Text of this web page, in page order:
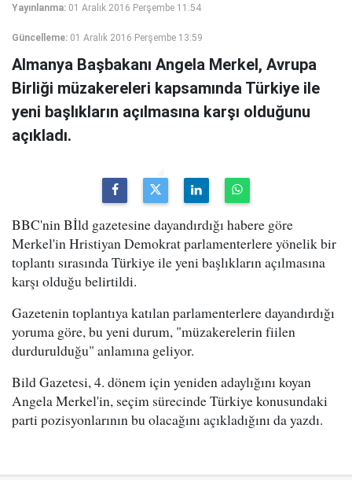
Yayınlanma: 01 Aralık 2016 Perşembe 11:54
Güncelleme: 01 Aralık 2016 Perşembe 13:59
Almanya Başbakanı Angela Merkel, Avrupa
Birliği müzakereleri kapsamında Türkiye ile
yeni başlıkların açılmasına karşı olduğunu
açıkladı.
BBC'nin Bİld gazetesine dayandırdığı habere göre
Merkel'in Hristiyan Demokrat parlamenterlere yönelik bir
toplantı sırasında Türkiye ile yeni başlıkların açılmasına
karşı olduğu belirtildi.
Gazetenin toplantıya katılan parlamenterlere dayandırdığı
yoruma göre, bu yeni durum, "müzakerelerin fiilen
durdurulduğu" anlamına geliyor.
Bild Gazetesi, 4. dönem için yeniden adaylığını koyan
Angela Merkel'in, seçim sürecinde Türkiye konusundaki
parti pozisyonlarının bu olacağını açıkladığını da yazdı.